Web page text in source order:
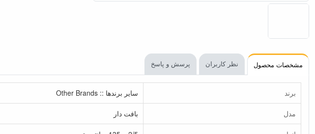
مشخصات محصول نظر کاربران پرسش و پاسخ
برند سایر برندها :: Other Brands
مدل بافت دار